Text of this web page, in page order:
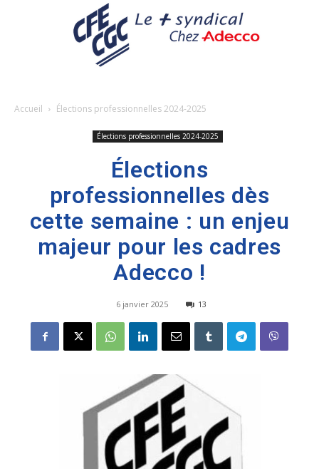
Accueil Élections professionnelles 2024-2025
Élections professionnelles 2024-2025
Élections
professionnelles dès
cette semaine : un enjeu
majeur pour les cadres
Adecco !
6 janvier 2025 13